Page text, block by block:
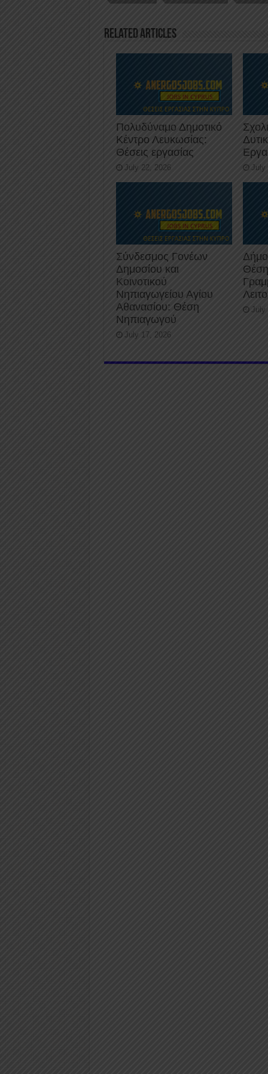
o
o
k
n
p
Related Articles
Πολυδύναμο Δημοτικό
Κέντρο Λευκωσίας:
Θέσεις εργασίας
July 22, 2026 July
Σύνδεσμος Γονέων
Δημοσίου και
Κοινοτικού
Νηπιαγωγείου Αγίου
Αθανασίου: Θέση
Νηπιαγωγού
July 17, 2026
July